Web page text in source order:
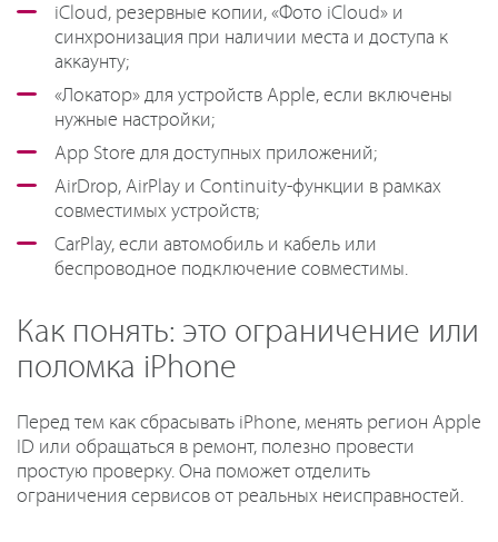
iCloud, резервные копии, «Фото iCloud» и
синхронизация при наличии места и доступа к
аккаунту;
«Локатор» для устройств Apple, если включены
нужные настройки;
App Store для доступных приложений;
AirDrop, AirPlay и Continuity-функции в рамках
совместимых устройств;
CarPlay, если автомобиль и кабель или
беспроводное подключение совместимы.
Как понять: это ограничение или
поломка iPhone
Перед тем как сбрасывать iPhone, менять регион Apple
ID или обращаться в ремонт, полезно провести
простую проверку. Она поможет отделить
ограничения сервисов от реальных неисправностей.